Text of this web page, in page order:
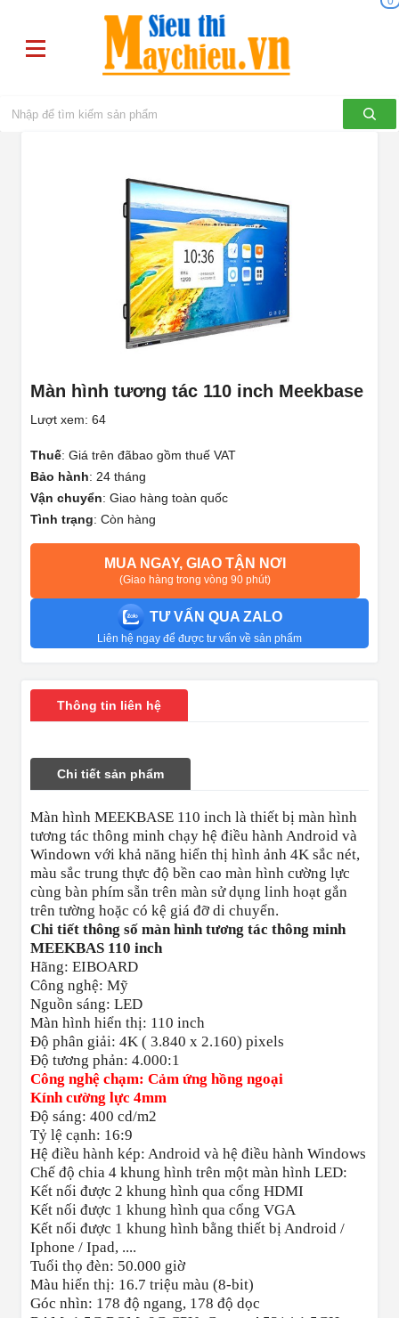
Màn hình tương tác 110 inch Meekbase
Lượt xem: 64
Thuế: Giá trên đãbao gồm thuế VAT
Bảo hành: 24 tháng
Vận chuyển: Giao hàng toàn quốc
Tình trạng: Còn hàng
MUA NGAY, GIAO TẬN NƠI
(Giao hàng trong vòng 90 phút)
TƯ VẤN QUA ZALO
Liên hệ ngay để được tư vấn về sản phẩm
Thông tin liên hệ
Chi tiết sản phẩm
Màn hình MEEKBASE 110 inch là thiết bị màn hình
tương tác thông minh chạy hệ điều hành Android và
Windown với khả năng hiển thị hình ảnh 4K sắc nét,
màu sắc trung thực độ bền cao màn hình cường lực
cùng bàn phím sẵn trên màn sử dụng linh hoạt gắn
trên tường hoặc có kệ giá đỡ di chuyển.
Chi tiết thông số màn hình tương tác thông minh
MEEKBAS 110 inch
Hãng: EIBOARD
Công nghệ: Mỹ
Nguồn sáng: LED
Màn hình hiển thị: 110 inch
Độ phân giải: 4K ( 3.840 x 2.160) pixels
Độ tương phản: 4.000:1
Công nghệ chạm: Cảm ứng hồng ngoại
Kính cường lực 4mm
Độ sáng: 400 cd/m2
Tỷ lệ cạnh: 16:9
Hệ điều hành kép: Android và hệ điều hành Windows
Chế độ chia 4 khung hình trên một màn hình LED:
Kết nối được 2 khung hình qua cổng HDMI
Kết nối được 1 khung hình qua cổng VGA
Kết nối được 1 khung hình bằng thiết bị Android /
Iphone / Ipad, ....
Tuổi thọ đèn: 50.000 giờ
Màu hiển thị: 16.7 triệu màu (8-bit)
Góc nhìn: 178 độ ngang, 178 độ dọc